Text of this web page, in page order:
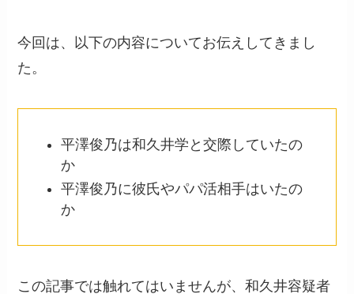
今回は、以下の内容についてお伝えしてきまし
た。
平澤俊乃は和久井学と交際していたの
か
平澤俊乃に彼氏やパパ活相手はいたの
か
この記事では触れてはいませんが、和久井容疑者